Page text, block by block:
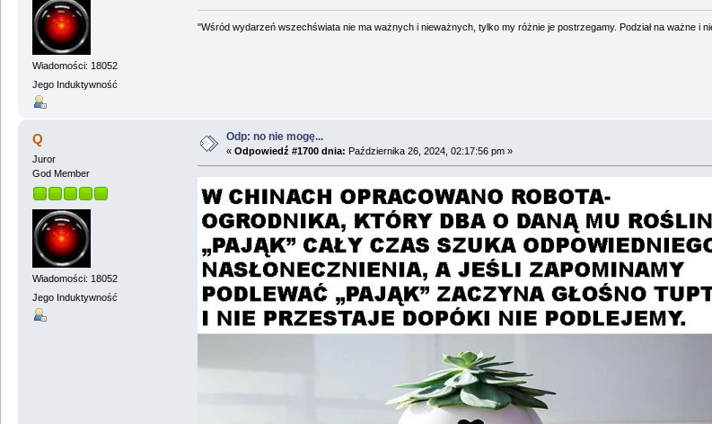
Wiadomości: 18052
Jego Induktywność
"Wśród wydarzeń wszechświata nie ma ważnych i nieważnych, tylko my różnie je postrzegamy. Podział na ważne i
Q
Juror
God Member
Wiadomości: 18052
Jego Induktywność
Odp: no nie mogę...
« Odpowiedź #1700 dnia: Października 26, 2024, 02:17:56 pm »